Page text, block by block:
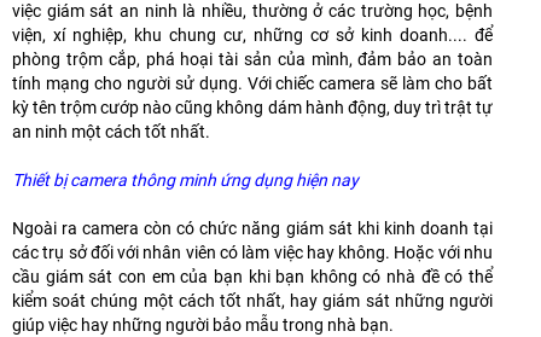
việc giám sát an ninh là nhiều, thường ở các trường học, bệnh
viện, xí nghiệp, khu chung cư, những cơ sở kinh doanh.... để
phòng trộm cắp, phá hoại tài sản của mình, đảm bảo an toàn
tính mạng cho người sử dụng. Với chiếc camera sẽ làm cho bất
kỳ tên trộm cướp nào cũng không dám hành động, duy trì trật tự
an ninh một cách tốt nhất.
Thiết bị camera thông minh ứng dụng hiện nay
Ngoài ra camera còn có chức năng giám sát khi kinh doanh tại
các trụ sở đối với nhân viên có làm việc hay không. Hoặc với nhu
cầu giám sát con em của bạn khi bạn không có nhà đề có thể
kiểm soát chúng một cách tốt nhất, hay giám sát những người
giúp việc hay những người bảo mẫu trong nhà bạn.